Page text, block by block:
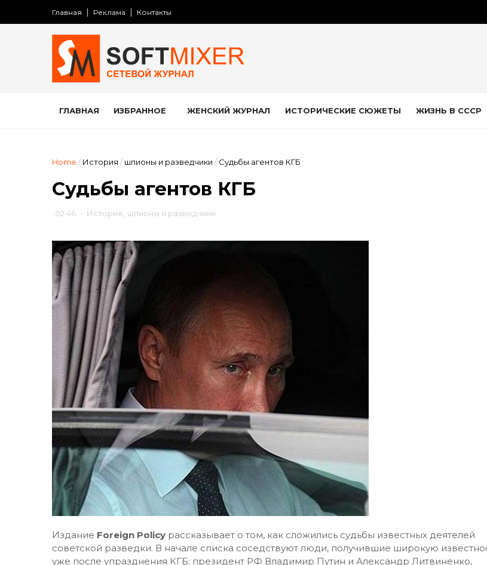
Главная Реклама Контакты
ГЛАВНАЯ ИЗБРАННОЕ ЖЕНСКИЙ ЖУРНАЛ ИСТОРИЧЕСКИЕ СЮЖЕТЫ ЖИЗНЬ В СССР
Home / История / шпионы и разведчики / Судьбы агентов КГБ
Судьбы агентов КГБ
02:46 - История шпионы и разведчики
Издание Foreign Policy рассказывает о том, как сложились судьбы известных деятелей
советской разведки. В начале списка соседствуют люди, получившие широкую
уже после упразднения КГБ: президент РФ Владимир Путин и Александр Литвиненко,